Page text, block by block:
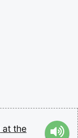
at the